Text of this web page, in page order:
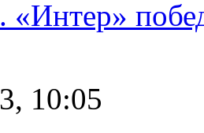
«Интер»
10:05